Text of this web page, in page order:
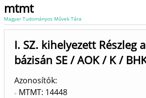
mtmt
Magyar Tudományos Művek Tára
I. SZ. kihelyezett Részleg
bázisán SE / AOK / K /
Azonosítók
MTMT: 14448